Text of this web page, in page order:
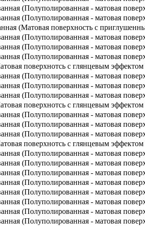
(Полуполированная - матовая
(Полуполированная - матовая
(Матовая поверхность с
(Полуполированная - матовая
(Полуполированная - матовая
(Полуполированная - матовая
поверхнотсь с глянцевым эффектом
(Полуполированная - матовая
(Полуполированная - матовая
(Полуполированная - матовая
поверхнотсь с глянцевым эффектом
(Полуполированная - матовая
(Полуполированная - матовая
(Полуполированная - матовая
поверхнотсь с глянцевым эффектом
(Полуполированная - матовая
(Полуполированная - матовая
(Полуполированная - матовая
(Полуполированная - матовая
(Полуполированная - матовая
(Полуполированная - матовая
(Полуполированная - матовая
(Полуполированная - матовая